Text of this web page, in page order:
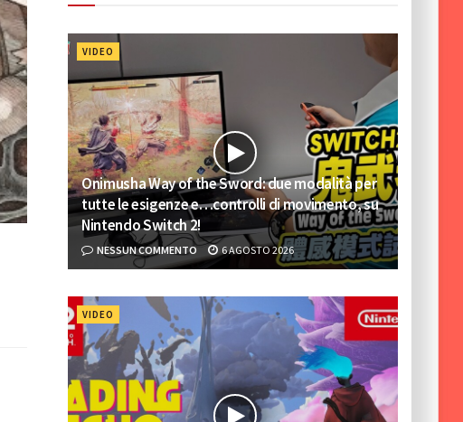
VIDEO
Onimusha Way of the Sword: due modalità per
tutte le esigenze e…controlli di movimento, su
Nintendo Switch 2!
NESSUN COMMENTO 6 AGOSTO 2026
VIDEO